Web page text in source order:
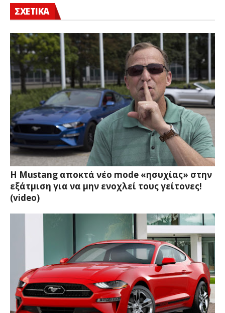
ΣΧΕΤΙΚΑ
H Mustang αποκτά νέο mode «ησυχίας» στην
εξάτμιση για να μην ενοχλεί τους γείτονες!
(video)